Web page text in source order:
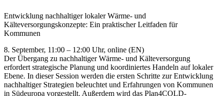
Entwicklung nachhaltiger lokaler Wärme- und
Kälteversorgungskonzepte: Ein praktischer Leitfaden für
Kommunen
8. September, 11:00 – 12:00 Uhr, online (EN)
Der Übergang zu nachhaltiger Wärme- und Kälteversorgung
erfordert strategische Planung und koordiniertes Handeln auf lokaler
Ebene. In dieser Session werden die ersten Schritte zur Entwicklung
nachhaltiger Strategien beleuchtet und Erfahrungen von Kommunen
in Südeuropa vorgestellt. Außerdem wird das Plan4COLD-